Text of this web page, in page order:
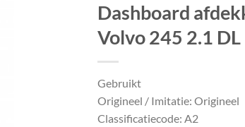
Dashboard
Volvo 245 2.1 DL
Gebruikt
Origineel / Imitatie: Origineel
Classificatiecode: A2